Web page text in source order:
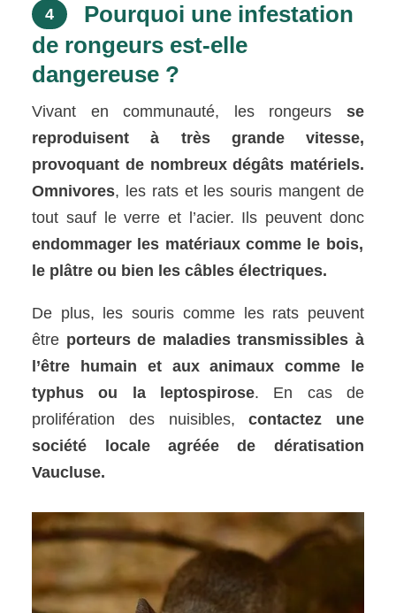
4
Pourquoi une infestation
de rongeurs est-elle
dangereuse ?
Vivant en communauté, les rongeurs se
reproduisent à très grande vitesse,
provoquant de nombreux dégâts matériels.
Omnivores, les rats et les souris mangent de
tout sauf le verre et l’acier. Ils peuvent donc
endommager les matériaux comme le bois,
le plâtre ou bien les câbles électriques.
De plus, les souris comme les rats peuvent
être porteurs de maladies transmissibles à
l’être humain et aux animaux comme le
typhus ou la leptospirose. En cas de
prolifération des nuisibles,contactez une
société locale agréée de dératisation
Vaucluse.